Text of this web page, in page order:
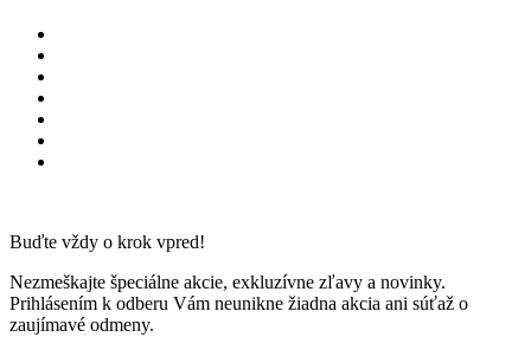
Buďte vždy o krok vpred!
Nezmeškajte špeciálne akcie, exkluzívne zľavy a novinky.
Prihlásením k odberu Vám neunikne žiadna akcia ani súťaž o
zaujímavé odmeny.